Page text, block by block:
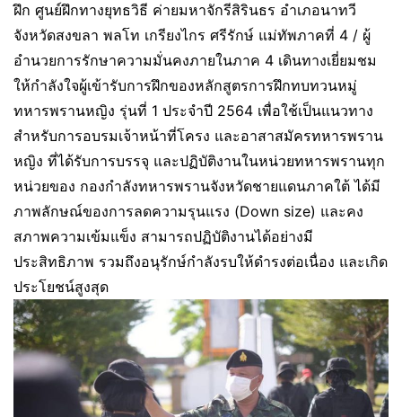
ฝึก ศูนย์ฝึกทางยุทธวิธี ค่ายมหาจักรีสิรินธร อำเภอนาทวี
จังหวัดสงขลา พลโท เกรียงไกร ศรีรักษ์ แม่ทัพภาคที่ 4 / ผู้
อำนวยการรักษาความมั่นคงภายในภาค 4 เดินทางเยี่ยมชม
ให้กำลังใจผู้เข้ารับการฝึกของหลักสูตรการฝึกทบทวนหมู่
ทหารพรานหญิง รุ่นที่ 1 ประจำปี 2564 เพื่อใช้เป็นแนวทาง
สำหรับการอบรมเจ้าหน้าที่โครง และอาสาสมัครทหารพราน
หญิง ที่ได้รับการบรรจุ และปฏิบัติงานในหน่วยทหารพรานทุก
หน่วยของ กองกำลังทหารพรานจังหวัดชายแดนภาคใต้ ได้มี
ภาพลักษณ์ของการลดความรุนแรง (Down size) และคง
สภาพความเข้มแข็ง สามารถปฏิบัติงานได้อย่างมี
ประสิทธิภาพ รวมถึงอนุรักษ์กำลังรบให้ดำรงต่อเนื่อง และเกิด
ประโยชน์สูงสุด